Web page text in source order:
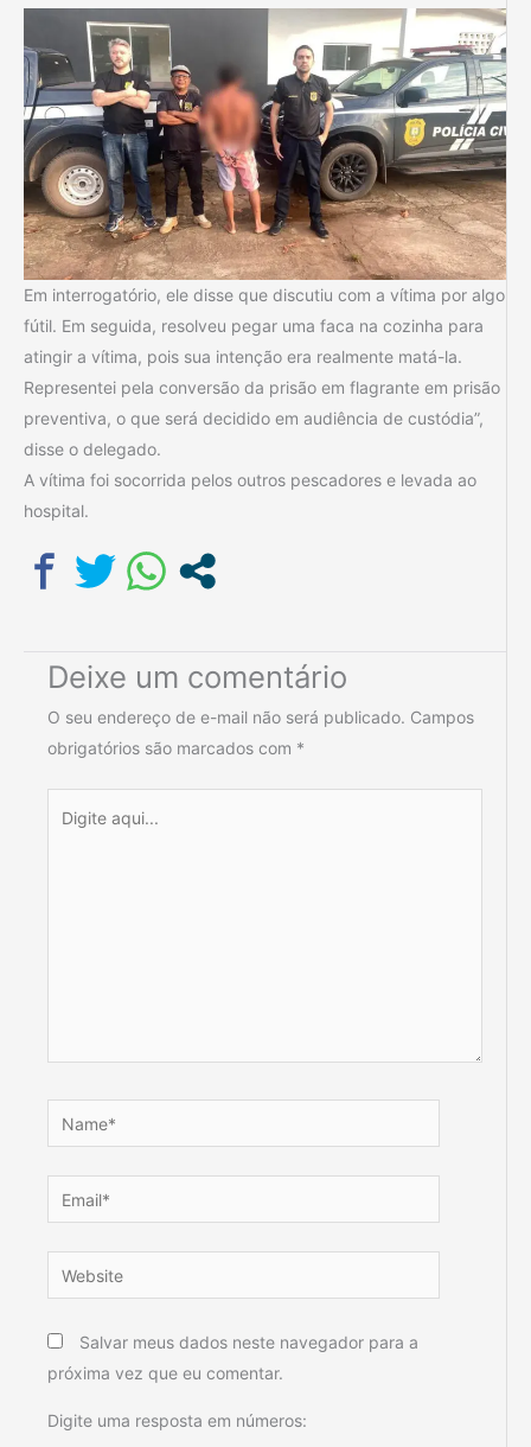
Em interrogatório, ele disse que discutiu com a vítima por algo
fútil. Em seguida, resolveu pegar uma faca na cozinha para
atingir a vítima, pois sua intenção era realmente matá-la.
Representei pela conversão da prisão em flagrante em prisão
preventiva, o que será decidido em audiência de custódia”,
disse o delegado.
A vítima foi socorrida pelos outros pescadores e levada ao
hospital.
Deixe um comentário
O seu endereço de e-mail não será publicado. Campos
obrigatórios são marcados com *
aqui...
Email*
Website
Salvar meus dados neste navegador para a
próxima vez que eu comentar.
Digite uma resposta em números: